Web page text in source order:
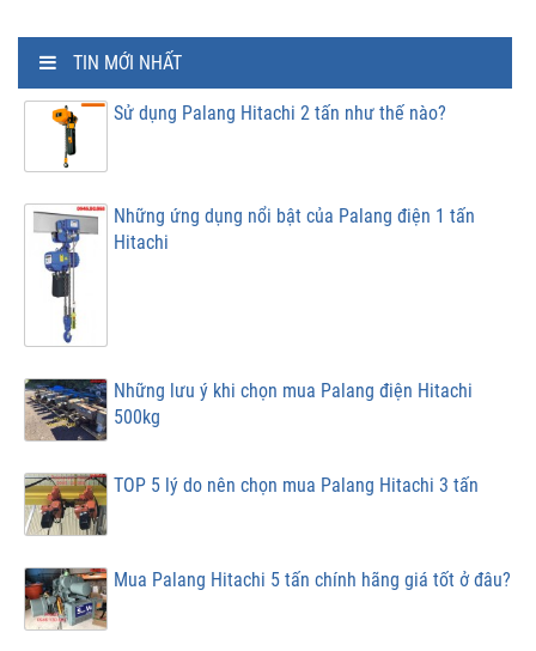
TIN MỚI NHẤT
Sử dụng Palang Hitachi 2 tấn như thế nào?
Những ứng dụng nổi bật của Palang điện 1 tấn
Hitachi
Những lưu ý khi chọn mua Palang điện Hitachi
500kg
TOP 5 lý do nên chọn mua Palang Hitachi 3 tấn
Mua Palang Hitachi 5 tấn chính hãng giá tốt ở đâu?